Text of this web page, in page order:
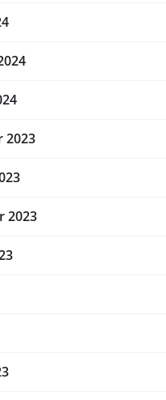
2023
2023